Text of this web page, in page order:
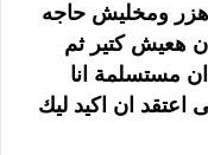
ومخليش حاجه
هعيش كتير ثم
مستسلمة انا
ان اكيد ليك